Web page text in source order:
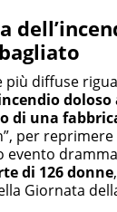
più diffuse
doloso
di una
per
evento
di 126 donne
Giornata